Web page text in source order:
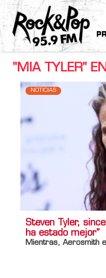
"MIA TYLER"
NOTICIAS
Steven Tyler,
ha estado mejor”
Mientras, Aerosmith